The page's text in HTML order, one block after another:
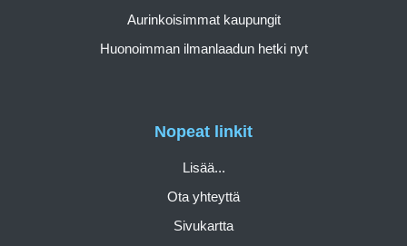
Nopeat linkit
Lisää...
Ota yhteyttä
Sivukartta
Aurinkoisimmat kaupungit
Huonoimman ilmanlaadun hetki nyt